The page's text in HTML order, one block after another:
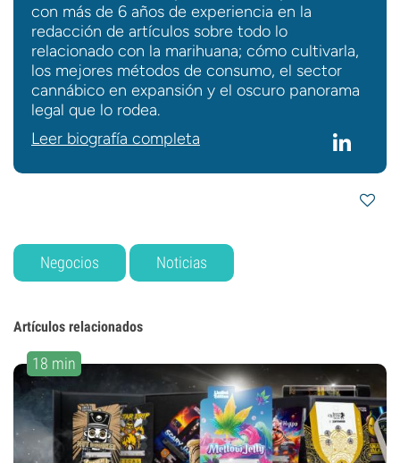
con más de 6 años de experiencia en la
redacción de artículos sobre todo lo
relacionado con la marihuana; cómo cultivarla,
los mejores métodos de consumo, el sector
cannábico en expansión y el oscuro panorama
legal que lo rodea.
Leer biografía completa
Negocios Noticias
Artículos relacionados
18 min